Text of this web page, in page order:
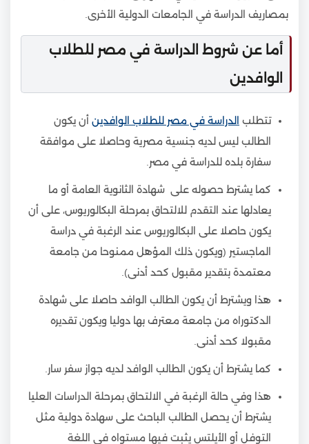
بمصاريف الدراسة في الجامعات الدولية الأخرى.
أما عن شروط الدراسة في مصر للطلاب
الوافدين
تتطلب الدراسة في مصر للطلاب الوافدين أن يكون
الطالب ليس لديه جنسية مصرية وحاصلا على موافقة
سفارة بلده للدراسة في مصر.
كما يشترط حصوله على شهادة الثانوية العامة أو ما
يعادلها عند التقدم للالتحاق بمرحلة البكالوريوس، على أن
يكون حاصلا على البكالوريوس عند الرغبة في دراسة
الماجستير (ويكون ذلك المؤهل ممنوحا من جامعة
معتمدة بتقدير مقبول كحد أدنى).
هذا ويشترط أن يكون الطالب الوافد حاصلا على شهادة
الدكتوراه من جامعة معترف بها دوليا ويكون تقديره
مقبولا كحد أدنى.
كما يشترط أن يكون الطالب الوافد لديه جواز سفر سار.
هذا وفي حالة الرغبة في الالتحاق بمرحلة الدراسات العليا
يشترط أن يحصل الطالب الباحث على سهادة دولية مثل
التوفل أو الأيلتس يثبت فيها مستواه في اللغة